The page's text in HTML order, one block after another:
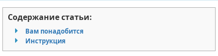
Строительство
Мебель
Интерьер и дизайн
Поиск
О проекте
Контакты
Содержание статьи:
Вам понадобится
Инструкция